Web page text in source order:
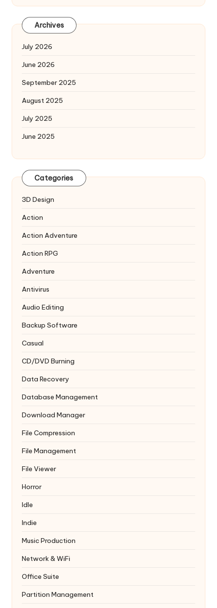
Archives
July 2026
June 2026
September 2025
August 2025
July 2025
June 2025
Categories
3D Design
Action
Action Adventure
Action RPG
Adventure
Antivirus
Audio Editing
Backup Software
Casual
CD/DVD Burning
Data Recovery
Database Management
Download Manager
File Compression
File Management
File Viewer
Horror
Idle
Indie
Music Production
Network & WiFi
Office Suite
Partition Management